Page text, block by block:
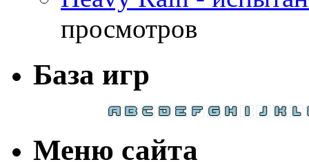
просмотров
База игр
Меню сайта